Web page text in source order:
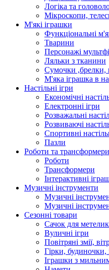
Логіка та
Мікроскопи,
М'які іграшки
Функціональні
Тварини
Персонажі
Ляльки з тканини
Сумочки ,брелки,
М'яка іграшка в
Настільні ігри
Економічні
Електронні ігри
Розважальні
Розвиваючі
Спортивні
Пазли
Роботи та трансформери
Роботи
Трансформери
Інтерактивні
Музичні інструменти
Музичні
Музичні
Сезонні товари
Сачок для
Вуличні ігри
Повітряні змії,
Гірки, будиночки,
Іграшки з